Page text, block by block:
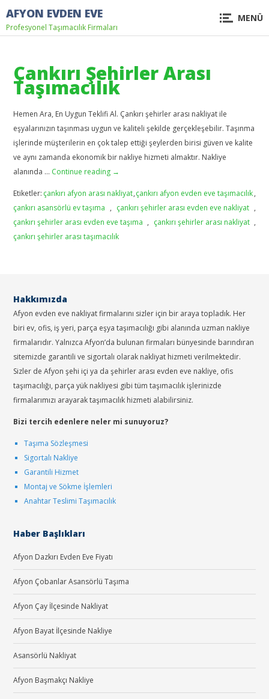
AFYON EVDEN EVE
Profesyonel Taşımacılık Firmaları
MENÜ
Çankırı Şehirler Arası
Taşımacılık
Hemen Ara, En Uygun Teklifi Al. Çankırı şehirler arası nakliyat ile
eşyalarınızın taşınması uygun ve kaliteli şekilde gerçekleşebilir. Taşınma
işlerinde müşterilerin en çok talep ettiği şeylerden birisi güven ve kalite
ve aynı zamanda ekonomik bir nakliye hizmeti almaktır. Nakliye
alanında … Continue reading →
Etiketler: çankırı afyon arası nakliyat,çankırı afyon evden eve taşımacılık,
çankırı asansörlü ev taşıma , çankırı şehirler arası evden eve nakliyat ,
çankırı şehirler arası evden eve taşıma , çankırı şehirler arası nakliyat ,
çankırı şehirler arası taşımacılık
Hakkımızda
Afyon evden eve nakliyat firmalarını sizler için bir araya topladık. Her
biri ev, ofis, iş yeri, parça eşya taşımacılığı gibi alanında uzman nakliye
firmalarıdır. Yalnızca Afyon’da bulunan firmaları bünyesinde barındıran
sitemizde garantili ve sigortalı olarak nakliyat hizmeti verilmektedir.
Sizler de Afyon şehi içi ya da şehirler arası evden eve nakliye, ofis
taşımacılığı, parça yük nakliyesi gibi tüm taşımacılık işlerinizde
firmalarımızı arayarak taşımacılık hizmeti alabilirsiniz.
Bizi tercih edenlere neler mi sunuyoruz?
Taşıma Sözleşmesi
Sigortalı Nakliye
Garantili Hizmet
Montaj ve Sökme İşlemleri
Anahtar Teslimi Taşımacılık
Haber Başlıkları
Afyon Dazkırı Evden Eve Fiyatı
Afyon Çobanlar Asansörlü Taşıma
Afyon Çay İlçesinde Nakliyat
Afyon Bayat İlçesinde Nakliye
Asansörlü Nakliyat
Afyon Başmakçı Nakliye